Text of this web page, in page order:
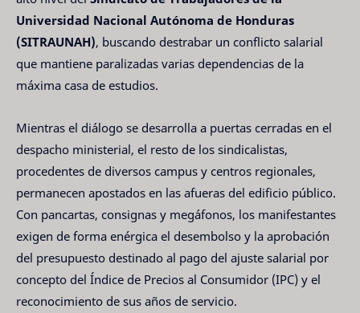
Universidad Nacional Autónoma de Honduras
(SITRAUNAH), buscando destrabar un conflicto salarial
que mantiene paralizadas varias dependencias de la
máxima casa de estudios.
Mientras el diálogo se desarrolla a puertas cerradas en el
despacho ministerial, el resto de los sindicalistas,
procedentes de diversos campus y centros regionales,
permanecen apostados en las afueras del edificio público.
Con pancartas, consignas y megáfonos, los manifestantes
exigen de forma enérgica el desembolso y la aprobación
del presupuesto destinado al pago del ajuste salarial por
concepto del Índice de Precios al Consumidor (IPC) y el
reconocimiento de sus años de servicio.